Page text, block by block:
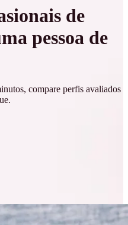
de
pessoa de
compare perfis avaliados